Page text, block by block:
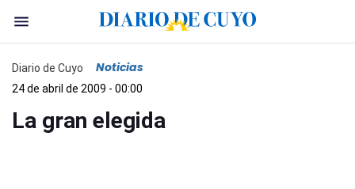
Diario de Cuyo Noticias
24 de abril de 2009 - 00:00
La gran elegida